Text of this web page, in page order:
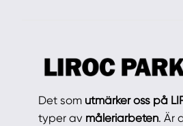
Det som utmärker oss på
typer av måleriarbeten. Är